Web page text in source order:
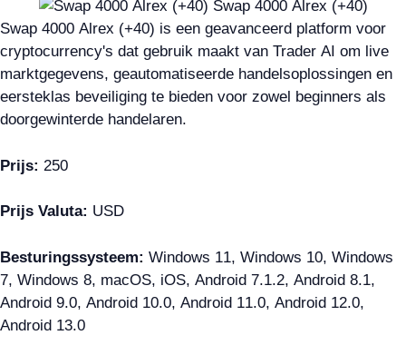
Swap 4000 Alrex (+40) is een geavanceerd platform voor
cryptocurrency's dat gebruik maakt van Trader AI om live
marktgegevens, geautomatiseerde handelsoplossingen en
eersteklas beveiliging te bieden voor zowel beginners als
doorgewinterde handelaren.
Prijs: 250
Prijs Valuta: USD
Besturingssysteem: Windows 11, Windows 10, Windows
7, Windows 8, macOS, iOS, Android 7.1.2, Android 8.1,
Android 9.0, Android 10.0, Android 11.0, Android 12.0,
Android 13.0